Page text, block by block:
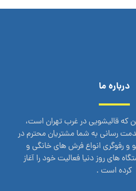
درباره ما
که قالیشویی در غرب تهران است،
خدمت رسانی به شما مشتریان محترم در
رفوگری انواع فرش های خانگی و
های روز دنیا فعالیت خود را آغاز
کرده است .